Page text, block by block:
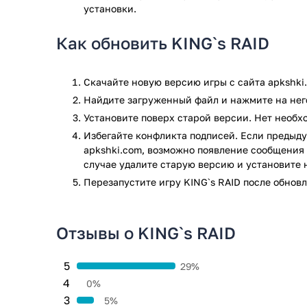
С точки зрения игровой механики, KING's RAID
своими уникальными способностями и сильными
Настройка и обновления
Еще одной замечательной особенностью KING's
улучшать своих героев. Игроки могут
броней и аксессуарами, а также улучшать их
действительно уникальную и мощную команду.
Мультиплеер
множество многопользовательских режимов,
награды.
Внутриигровые покупки
установки.
Как обновить KING`s RAID
Скачайте новую версию игры с сайта
Найдите загруженный файл и нажмите на
Установите поверх старой версии. Нет
Избегайте конфликта подписей. Если
apkshki.com, возможно появление
случае удалите старую версию и установите
Перезапустите игру KING`s RAID после
Отзывы о KING`s RAID
3 5%
4 0%
5 29%